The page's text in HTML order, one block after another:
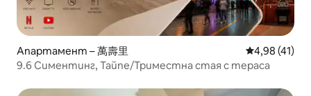
Апартамент – 萬壽里 Средна
4,98 (41)
9.6 Симентинг, Тайпе/Триместна стая с тераса